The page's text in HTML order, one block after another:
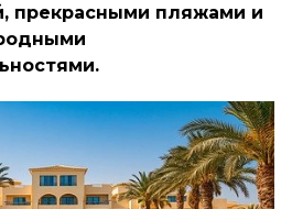
прекрасными пляжами и